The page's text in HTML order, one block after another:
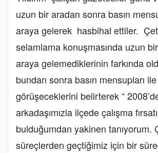
uzun bir aradan sonra basın
araya gelerek hasbihal ettiler.
selamlama konuşmasında uzun
araya gelemediklerinin farkında
bundan sonra basın mensupları
görüşeceklerini belirterek “
arkadaşımızla ilçede çalışma fırsatı
bulduğumdan yakinen tanıyorum.
süreçlerden geçtiğimiz için bir